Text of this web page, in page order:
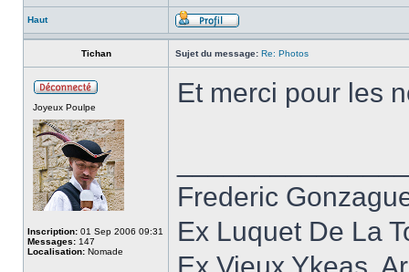
Haut
Tichan Sujet du message: Re: Photos
Joyeux Poulpe
Inscription: 01 Sep 2006 09:31
Messages: 147
Localisation: Nomade
Et merci pour les
Frederic
Ex Luquet De La